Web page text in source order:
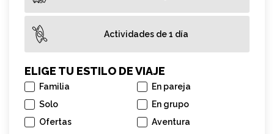
Actividades de 1 día
ELIGE TU ESTILO DE VIAJE
Familia
En pareja
Solo
En grupo
Ofertas
Aventura